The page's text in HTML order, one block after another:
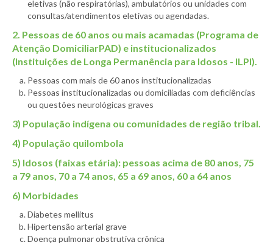
eletivas (não respiratórias), ambulatórios ou unidades com
consultas/atendimentos eletivas ou agendadas.
2. Pessoas de 60 anos ou mais acamadas (Programa de
Atenção DomiciliarPAD) e institucionalizados
(Instituições de Longa Permanência para Idosos - ILPI).
Pessoas com mais de 60 anos institucionalizadas
Pessoas institucionalizadas ou domiciliadas com deficiências
ou questões neurológicas graves
3) População indígena ou comunidades de região tribal.
4) População quilombola
5) Idosos (faixas etária): pessoas acima de 80 anos, 75
a 79 anos, 70 a 74 anos, 65 a 69 anos, 60 a 64 anos
6) Morbidades
Diabetes mellitus
Hipertensão arterial grave
Doença pulmonar obstrutiva crônica